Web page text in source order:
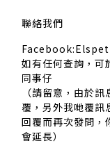
聯絡我們
如有任何查詢，
同事仔
（請留意，由於
覆，另外我哋覆訊
回覆而再次發問，
會延長）